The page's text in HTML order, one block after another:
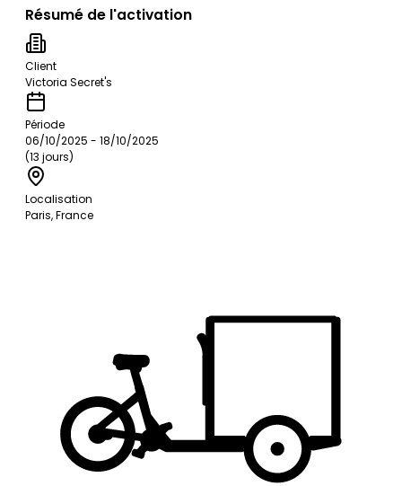
Résumé de l'activation
Client
Victoria Secret's
Période
06/10/2025 - 18/10/2025
(13 jours)
Localisation
Paris, France